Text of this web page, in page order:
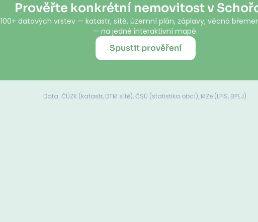
Prověřte konkrétní nemovitost v
100+ datových vrstev — katastr, sítě, územní plán, záplavy, věcná
— na jedné interaktivní mapě.
Spustit prověření
Data: ČÚZK (katastr, DTM sítě), ČSÚ (statistika obcí), MZe (LPIS, BPEJ).